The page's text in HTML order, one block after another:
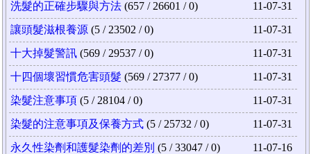
洗髮的正確步驟與方法 (657 / 26601 / 0)
11-07-31
讓頭髮滋根養源 (5 / 23502 / 0)
11-07-31
十大掉髮警訊 (569 / 29537 / 0)
11-07-31
十四個壞習慣危害頭髮 (569 / 27377 / 0)
11-07-31
染髮注意事項 (5 / 28104 / 0)
11-07-31
染髮的注意事項及保養方式 (5 / 25732 / 0)
11-07-31
永久性染劑和護髮染劑的差別 (5 / 33047 / 0)
11-07-16